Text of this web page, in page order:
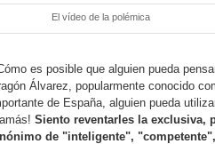
El vídeo de la polémica
es posible que alguien pueda
Álvarez, popularmente conocido
de España, alguien pueda
Siento reventarles la exclusiva,
de "inteligente",